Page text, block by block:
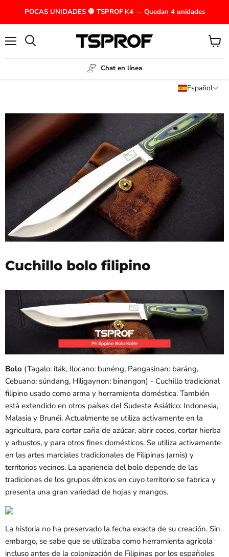
POCAS UNIDADES 🛑 TSPROF K4 — Quedan 4 unidades
Chat en línea
Ver
carrito
Español
Cuchillo bolo filipino
Bolo (Tagalo: iták, Ilocano: bunéng, Pangasinan: baráng,
Cebuano: súndang, Hiligaynon: binangon) - Cuchillo tradicional
filipino usado como arma y herramienta doméstica. También
está extendido en otros países del Sudeste Asiático: Indonesia,
Malasia y Brunéi. Actualmente se utiliza activamente en la
agricultura, para cortar caña de azúcar, abrir cocos, cortar hierba
y arbustos, y para otros fines domésticos. Se utiliza activamente
en las artes marciales tradicionales de Filipinas (arnis) y
territorios vecinos. La apariencia del bolo depende de las
tradiciones de los grupos étnicos en cuyo territorio se fabrica y
presenta una gran variedad de hojas y mangos.
La historia no ha preservado la fecha exacta de su creación. Sin
embargo, se sabe que se utilizaba como herramienta agrícola
incluso antes de la colonización de Filipinas por los españoles